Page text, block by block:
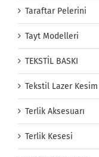
Taraftar Pelerini
Tayt Modelleri
TEKSTİL BASKI
Tekstil Lazer Kesim
Terlik Aksesuarı
Terlik Kesesi